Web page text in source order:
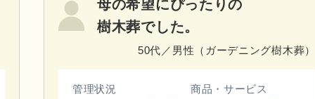
母の希望にぴったりの
樹木葬でした。
50代／男性（ガーデニング樹木葬）
管理状況 商品・サービス